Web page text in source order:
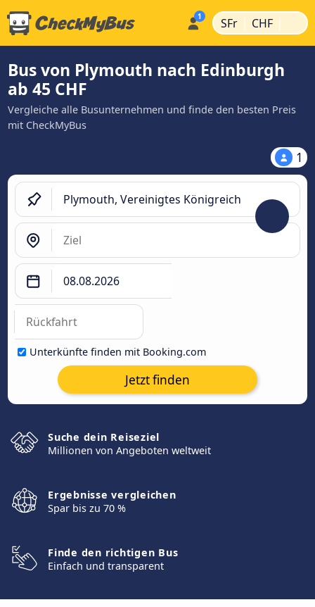
SFr | CHF |
Bus von Plymouth nach Edinburgh
ab 45 CHF
Vergleiche alle Busunternehmen und finde den besten Preis
mit CheckMyBus
1
Unterkünfte finden mit Booking.com
Jetzt finden
Suche dein Reiseziel
Millionen von Angeboten weltweit
Ergebnisse vergleichen
Spar bis zu 70 %
Finde den richtigen Bus
Einfach und transparent